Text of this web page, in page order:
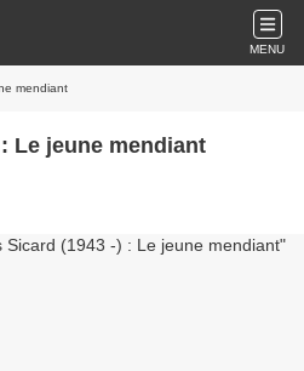
MENU
mendiant
Le jeune mendiant